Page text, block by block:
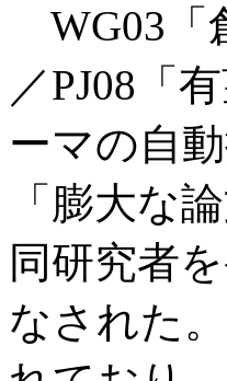
WG03「
／PJ08「
ーマの自
「膨大な
同研究者
なされた